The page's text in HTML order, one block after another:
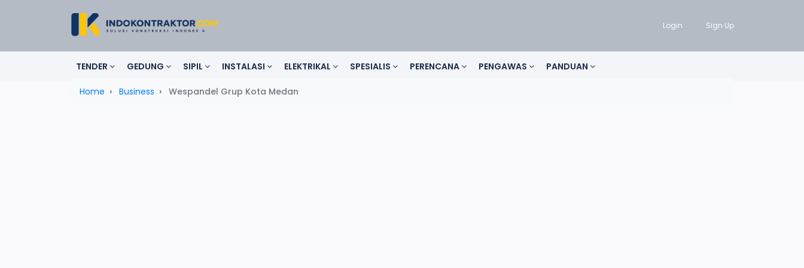
Login Sign Up
TENDER GEDUNG SIPIL INSTALASI ELEKTRIKAL SPESIALIS PERENCANA PENGAWAS PANDUAN
Home Business Wespandel Grup Kota Medan